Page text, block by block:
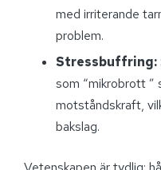
med irriterande
problem.
Stressbuffring:
som “mikrobrott ”
motståndskraft,
bakslag.